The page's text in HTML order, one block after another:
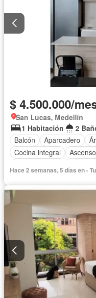
$ 4.500.000/
San Lucas, Medellín
1 Habitación
2
Balcón
Aparcadero
Cocina integral
Hace 2 semanas, 5 días en -